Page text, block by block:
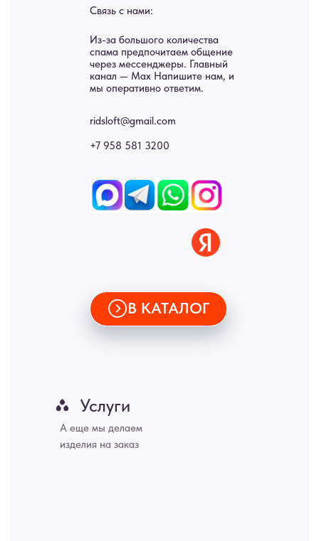
Возврат
Доставка
Блог
• Согласие на обработку персональных данных
Оплата
Купить межкомнатные распашные двери, входные двери, амбарные
Новгород, Самара, Сургут, Казань, Омск, Челябинск, Ростов-на-
Дону, Уфа, Волгоград, Пермь, Красноярск, Воронеж, Краснодар,
Пенза, Рязань, Саратов, Тольятти, Волгоград, Астрахань,